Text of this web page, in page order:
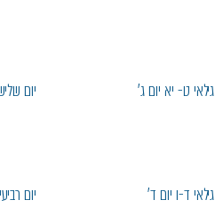
גילאי ט- יא יום ג' יום
גילאי ד-ו יום ד' יום רביעי